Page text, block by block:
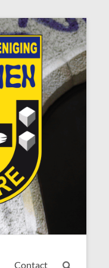
Contact